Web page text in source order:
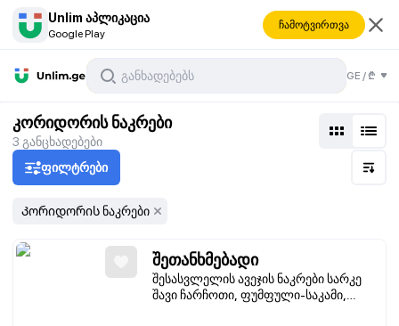
Unlim აპლიკაცია
Google Play
ჩამოტვირთვა
GE /₾
კორიდორის ნაკრები
3 განცხადებები
ფილტრები
Კორიდორის ნაკრები
შეთანხმებადი
შესასვლელის ავეჯის ნაკრები სარკე
შავი ჩარჩოთი, ფუმფული-საკამი,